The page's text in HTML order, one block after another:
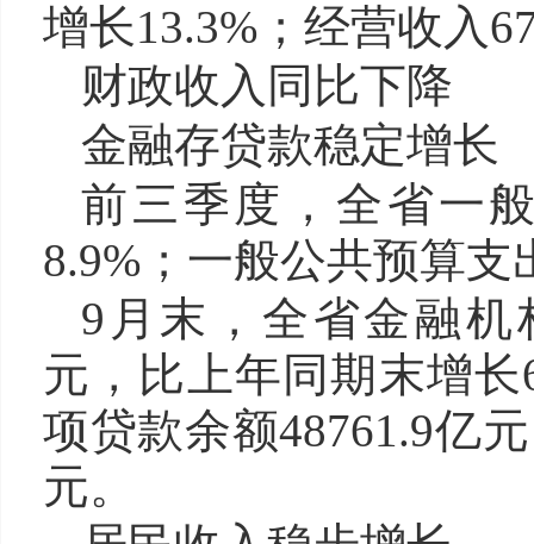
增长13.3%；经营收入
财政收入同比下降
金融存贷款稳定增长
前三季度，全省一
8.9%；一般公共预算支
9月末，全省金融机
元，比上年同期末增
项贷款余额48761.9亿
元。